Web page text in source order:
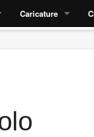
Caricature
Caricatura AI da foto